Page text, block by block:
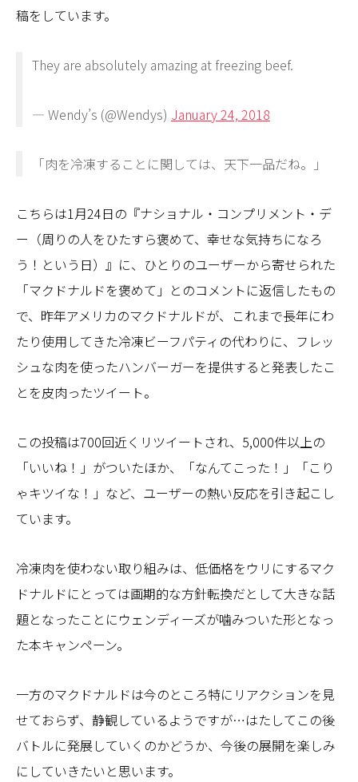
稿をしています。
They are absolutely amazing at freezing beef.
— Wendy’s (@Wendys) January 24, 2018
「肉を冷凍することに関しては、天下一品だね。」
こちらは1月24日の『ナショナル・コンプリメント・デ
ー（周りの人をひたすら褒めて、幸せな気持ちになろ
う！という日）』に、ひとりのユーザーから寄せられた
「マクドナルドを褒めて」とのコメントに返信したもの
で、昨年アメリカのマクドナルドが、これまで長年にわ
たり使用してきた冷凍ビーフパティの代わりに、フレッ
シュな肉を使ったハンバーガーを提供すると発表したこ
とを皮肉ったツイート。
この投稿は700回近くリツイートされ、5,000件以上の
「いいね！」がついたほか、「なんてこった！」「こり
ゃキツイな！」など、ユーザーの熱い反応を引き起こし
ています。
冷凍肉を使わない取り組みは、低価格をウリにするマク
ドナルドにとっては画期的な方針転換だとして大きな話
題となったことにウェンディーズが噛みついた形となっ
た本キャンペーン。
一方のマクドナルドは今のところ特にリアクションを見
せておらず、静観しているようですが…はたしてこの後
バトルに発展していくのかどうか、今後の展開を楽しみ
にしていきたいと思います。